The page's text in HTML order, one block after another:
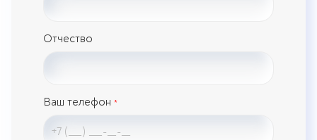
Отчество
Ваш телефон *